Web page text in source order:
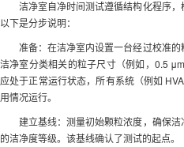
洁净室自净时间测试遵循结构化程序，
以下是分步说明：
准备：在洁净室内设置一台经过校准的
洁净室分类相关的粒子尺寸（例如，0.5
应处于正常运行状态，所有系统（例如
用情况运行。
建立基线：测量初始颗粒浓度，确保洁
的洁净度等级。该基线确认了测试的起点。